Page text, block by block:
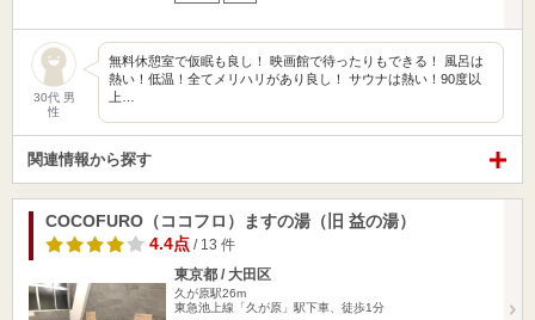
30代 男
性
無料休憩室で仮眠も良し！ 映画館で待ったりもできる！ 風呂は
熱い！低温！全てメリハリがあり良し！ サウナは熱い！90度以
上…
関連情報から探す
COCOFURO（ココフロ）ますの湯（旧 益の湯）
4.4点 / 13 件
東京都 / 大田区
久が原駅26m
東急池上線「久が原」駅下車、徒歩1分